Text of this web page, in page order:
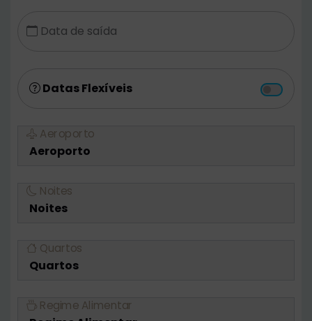
Data de saída
Datas Flexíveis
Aeroporto
Noites
Quartos
Regime Alimentar